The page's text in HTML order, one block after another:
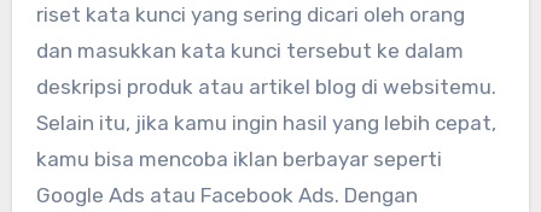
riset kata kunci yang sering dicari oleh orang
dan masukkan kata kunci tersebut ke dalam
deskripsi produk atau artikel blog di websitemu.
Selain itu, jika kamu ingin hasil yang lebih cepat,
kamu bisa mencoba iklan berbayar seperti
Google Ads atau Facebook Ads. Dengan